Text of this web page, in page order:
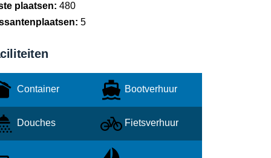
plaatsen: 480
5
Container Bootverhuur
Douches Fietsverhuur